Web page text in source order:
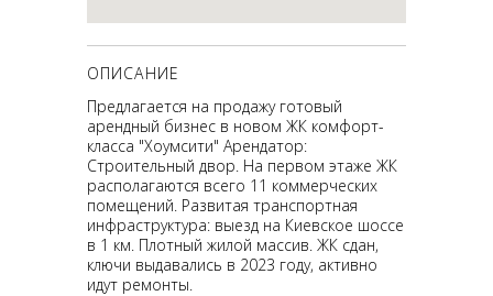
ОПИСАНИЕ
Предлагается на продажу готовый
арендный бизнес в новом ЖК комфорт-
класса "Хоумсити" Арендатор:
Строительный двор. На первом этаже ЖК
располагаются всего 11 коммерческих
помещений. Развитая транспортная
инфраструктура: выезд на Киевское шоссе
в 1 км. Плотный жилой массив. ЖК сдан,
ключи выдавались в 2023 году, активно
идут ремонты.